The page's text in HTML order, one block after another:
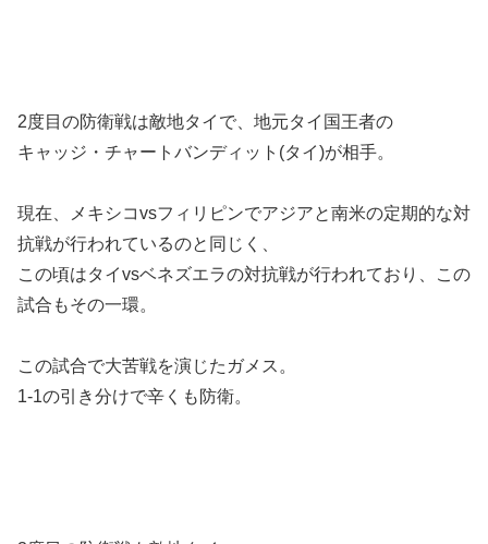
2度目の防衛戦は敵地タイで、地元タイ国王者の
キャッジ・チャートバンディット(タイ)が相手。
現在、メキシコvsフィリピンでアジアと南米の定期的な対
抗戦が行われているのと同じく、
この頃はタイvsベネズエラの対抗戦が行われており、この
試合もその一環。
この試合で大苦戦を演じたガメス。
1-1の引き分けで辛くも防衛。